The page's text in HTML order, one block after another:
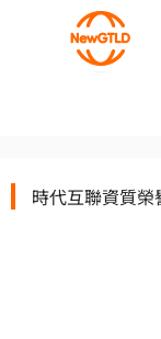
時代互聯資質榮